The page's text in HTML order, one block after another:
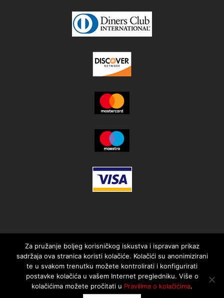
© 2021. MotorMania | Sva prava pridržana | Pravila korištenja
Za pružanje boljeg korisničkog iskustva i ispravan prikaz
sadržaja ova stranica koristi kolačiće. Kolačići su anonimizirani
te u svakom trenutku možete kontrolirati i konfigurirati
postavke kolačića u vašem Internet pregledniku. Više o
kolačićima možete pročitati u Pravilima o kolačićima.